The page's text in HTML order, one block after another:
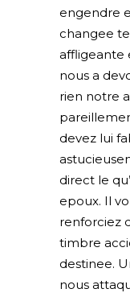
engendre
changee
affligeante
nous a
rien notre
devez lui
direct le
epoux. Il
renforciez
timbre
destinee.
nous